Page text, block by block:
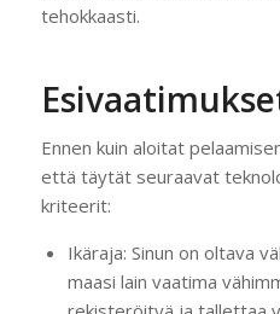
tehokkaasti.
Ennen kuin aloitat
että täytät seuraavat
kriteerit:
Ikäraja: Sinun on oltava
maasi lain vaatima